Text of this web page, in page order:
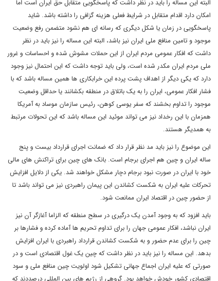
البته این مساله را باید در نظر داشت که پاسخگویی متقابل حق ایران است اما
امکان دارد اقدام متقابل در شرایط فعلی هزینه گزافی را داشته باشد. شاید
پاسخگویی در زمان یا شکل دیگری که رسانه ای هم نشود متضمن رفع وضعیت
موجود و تامین منافع ملی ایران نیز باشد، البته این مساله را نیز باید در نظر
داشت که افکار عمومی مردم ایران از این حملات مشوش شده و احساسات و غرور
ملی مردم ایران مکدر شده است، ولی باید توجه داشت که این احتمال نیز وجود
دارد که یکی دیگر از اهداف پشت پرده این خرابکاری ها همین مساله باشد که با
فشار افکار عمومی، ایران را به یک باتلاق در منطقه بکشانند یا حداقل وضعیت
موجود را تداوم بخشند که سفر یوسی کوهن، رئیس سازمان موساد به آمریکا
همزمان با این رخداد نیز می تواند موئید این مساله باشد که این تحولات مرتبط
به همدیگر هستند.
این موضوع را نیز باید مد نظر قرار داد که ضمانت اجرای قرارداد بیست و پنج
ساله ایران و چین هم اجرای برجام است. بانک های چین برای تراکنش های مالی
خود با ایران در صورت نبود برجام دچار مشکل خواهند شد. یکی از دلایل افزایش
تحرکات علیه ایران به شکست کشاندن این پیمان راهبردی نیز می تواند باشد تا
از حضور چین در اقتصاد ایران ممانعت شود.
باید افزود که به وجود آمدن یک درگیری در سطح منطقه که الزاما آغازگر آن نیز
ایران نباشد، افکار عمومی جهان را برای تداوم تحریم ها آماده کرده و فشارها بر
چین را برای عدم حضور و به شکست کشاندن قرارداد راهبردی با ایران افزایش
بدهد. این مساله را نیز باید در نظر داشت که چین یک غول اقتصادی است و در
صورتی که علیه ایران اجماع جهانی تشکیل شود اولویت چین منافع ملی و سود
اقتصادی کشور خودش خواهد بود. گروهی از رژیم های بین المللی درصددند که